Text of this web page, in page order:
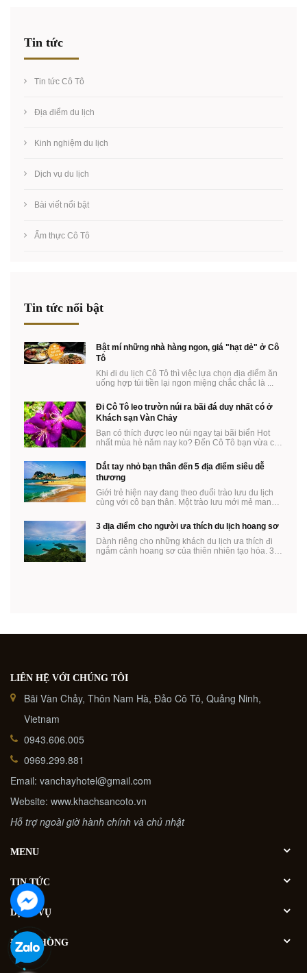
Tin tức
Tin tức Cô Tô
Địa điểm du lịch
Kinh nghiệm du lịch
Dịch vụ du lịch
Bài viết nổi bật
Ẩm thực Cô Tô
Tin tức nổi bật
Bật mí những nhà hàng ngon, giá "hạt dẻ" ở Cô
Tô
Khi đi du lịch Cô Tô thì việc lựa chọn địa điểm ăn
uống hợp túi tiền lại ngon miệng chắc chắc là ...
Đi Cô Tô leo trườn núi ra bãi đá duy nhất có ở
Khách sạn Vàn Chảy
Bạn có thích được leo núi ngay tại bãi biển Hot
nhất mùa hè năm nay ko? Đến Cô Tô bạn vừa có
Dắt tay nhỏ bạn thân đến 5 địa điểm siêu dễ
thương
Giới trẻ hiện nay đang theo đuổi trào lưu du lịch
cùng với cô bạn thân. Một trào lưu mới mẻ mang
3 địa điểm cho người ưa thích du lịch hoang sơ
Dành riêng cho những khách du lịch ưa thích đi
ngắm cảnh hoang sơ của thiên nhiên tạo hóa. 3
LIÊN HỆ VỚI CHÚNG TÔI
Bãi Vàn Chảy, Thôn Nam Hà, Đảo Cô Tô, Quảng Ninh,
Vietnam
0943.606.005
0969.299.881
Email: vanchayhotel@gmail.com
Website: www.khachsancoto.vn
Hỗ trợ ngoài giờ hành chính và chủ nhật
MENU
TIN TỨC
DỊCH VỤ
ĐẶT PHÒNG